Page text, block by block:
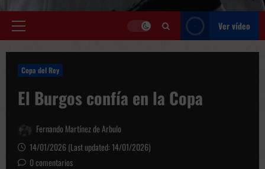
Menú
Ver vídeo
Copa del Rey
El Burgos confía en la Copa
Fernando Martínez de Arbulo
14/01/2026 (Last updated: 14/01/2026)
0 comentarios